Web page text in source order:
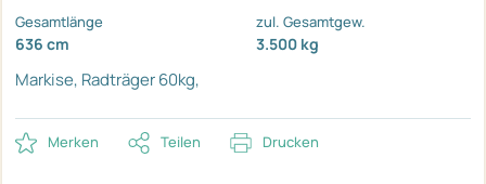
Gesamtlänge
636 cm
zul. Gesamtgew.
3.500 kg
Markise, Radträger 60kg,
Merken Teilen Drucken